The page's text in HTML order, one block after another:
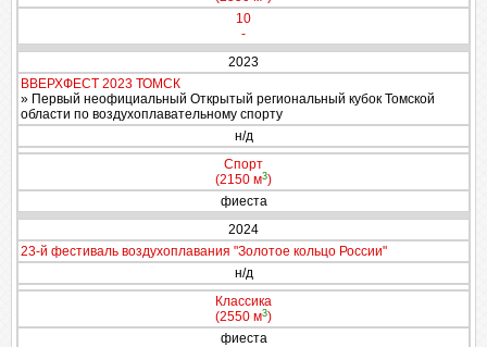
10
-
2023
ВВЕРХФЕСТ 2023 ТОМСК
» Первый неофициальный Открытый региональный кубок Томской
области по воздухоплавательному спорту
н/д
Спорт
(2150 м3)
фиеста
2024
23-й фестиваль воздухоплавания "Золотое кольцо России"
н/д
Классика
(2550 м3)
фиеста